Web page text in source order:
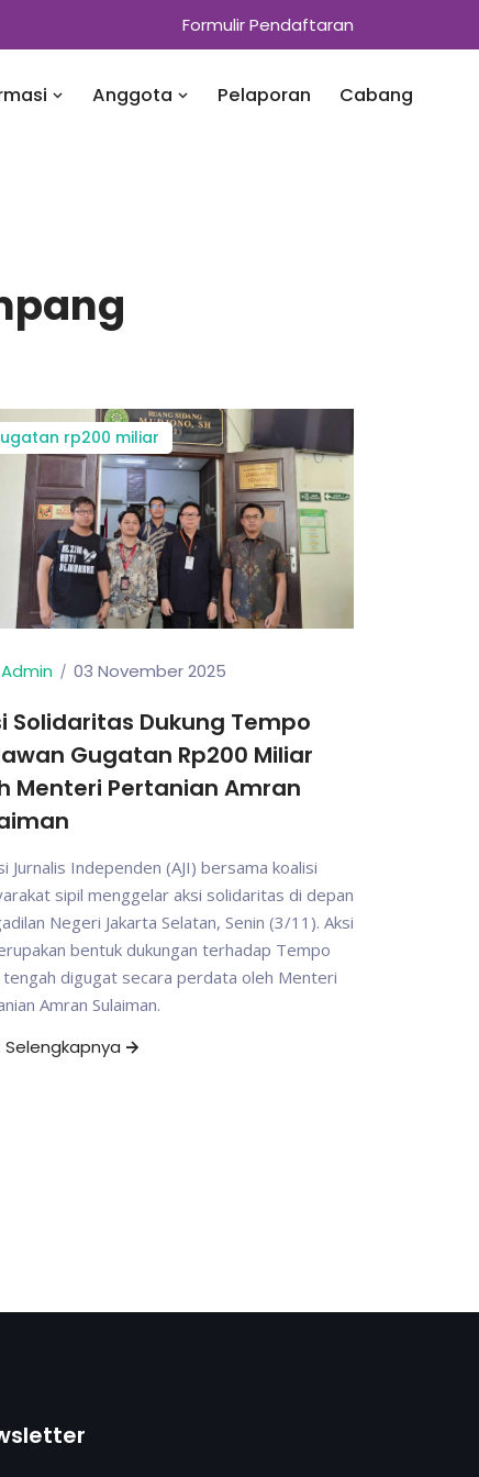
Formulir Pendaftaran
Anggota Pelaporan Cabang
rp200 miliar
Admin 03 November 2025
Solidaritas Dukung Tempo
Gugatan Rp200 Miliar
Menteri Pertanian Amran
Jurnalis Independen (AJI) bersama koalisi
sipil menggelar aksi solidaritas di depan
Negeri Jakarta Selatan, Senin (3/11). Aksi
bentuk dukungan terhadap Tempo
tengah digugat secara perdata oleh Menteri
Amran Sulaiman.
Selengkapnya